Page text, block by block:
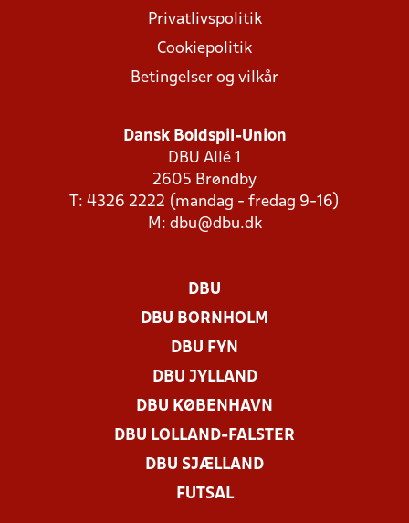
Privatlivspolitik
Cookiepolitik
Betingelser og vilkår
Dansk Boldspil-Union
DBU Allé 1
2605 Brøndby
T: 4326 2222 (mandag - fredag 9-16)
M: dbu@dbu.dk
DBU
DBU BORNHOLM
DBU FYN
DBU JYLLAND
DBU KØBENHAVN
DBU LOLLAND-FALSTER
DBU SJÆLLAND
FUTSAL